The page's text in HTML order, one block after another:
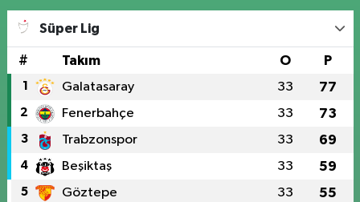
Süper Lig
# Takım O P
1 Galatasaray 33 77
2 Fenerbahçe 33 73
3 Trabzonspor 33 69
4 Beşiktaş 33 59
5 Göztepe 33 55